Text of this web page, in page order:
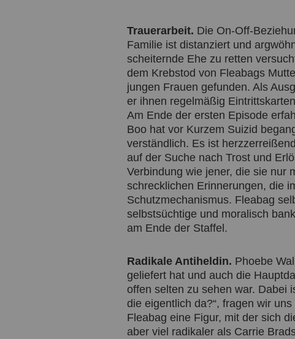
Trauerarbeit. Die On-Off-
Familie ist distanziert und
scheiternde Ehe zu retten
dem Krebstod von Fleabags
jungen Frauen gefunden. Als
er ihnen regelmäßig
Am Ende der ersten Episode
Boo hat vor Kurzem Suizid
verständlich. Es ist
auf der Suche nach Trost und
Verbindung wie jener, die sie nur
schrecklichen Erinnerungen, die
Schutzmechanismus. Fleabag
selbstsüchtige und moralisch
am Ende der Staffel.
Radikale Antiheldin. Phoebe
geliefert hat und auch die
offen selten zu sehen war. Dabei
die eigentlich da?“, fragen wir
Fleabag eine Figur, mit der sich
aber viel radikaler als Carrie